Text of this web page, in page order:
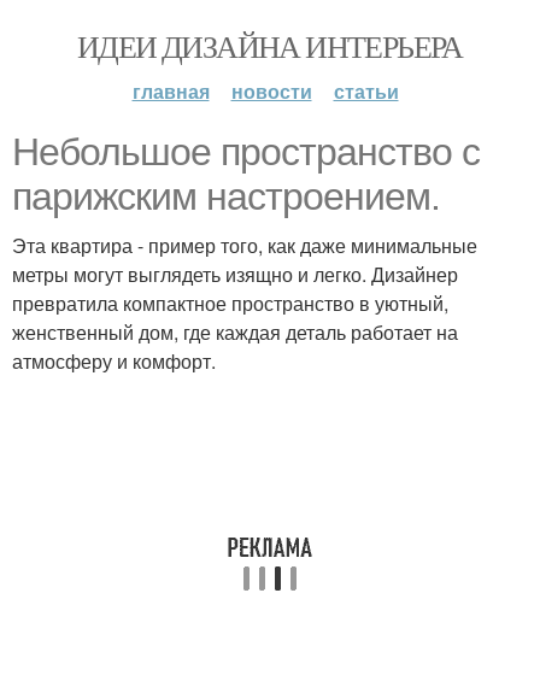
ИДЕИ ДИЗАЙНА ИНТЕРЬЕРА
главная новости статьи
Небольшое пространство с
парижским настроением.
Эта квартира - пример того, как даже минимальные
метры могут выглядеть изящно и легко. Дизайнер
превратила компактное пространство в уютный,
женственный дом, где каждая деталь работает на
атмосферу и комфорт.